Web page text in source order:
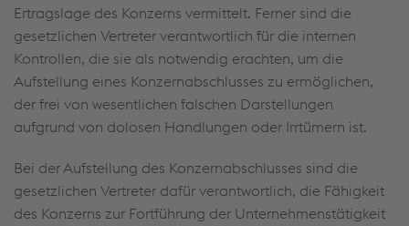
Ertragslage des Konzerns vermittelt. Ferner sind die
gesetzlichen Vertreter verantwortlich für die internen
Kontrollen, die sie als notwendig erachten, um die
Aufstellung eines Konzernabschlusses zu ermöglichen,
der frei von wesentlichen falschen Darstellungen
aufgrund von dolosen Handlungen oder Irrtümern ist.
Bei der Aufstellung des Konzernabschlusses sind die
gesetzlichen Vertreter dafür verantwortlich, die Fähigkeit
des Konzerns zur Fortführung der Unternehmenstätigkeit